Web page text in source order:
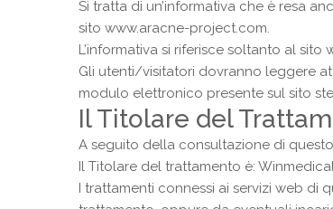
Si tratta di un’informativa che è resa
sito www.aracne-project.com.
L’informativa si riferisce soltanto al
Gli utenti/visitatori dovranno leggere
modulo elettronico presente sul sito
Il Titolare del
A seguito della consultazione di
Il Titolare del trattamento è:
I trattamenti connessi ai servizi web